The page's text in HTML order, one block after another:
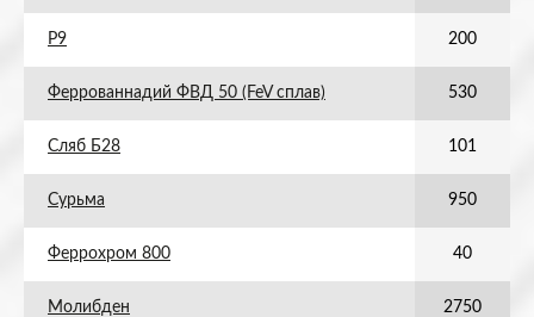
Р9 200
Феррованнадий ФВД 50 (FeV сплав) 530
Сляб Б28 101
Сурьма 950
Феррохром 800 40
Молибден 2750